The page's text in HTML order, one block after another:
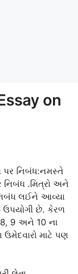
on
પર નિબંધ:નમસ્તે
.મિત્રો અને
લઈને આવ્યા
છે. કેરળ
8, 9 અને 10 ના
ઉમેદવારો માટે પણ